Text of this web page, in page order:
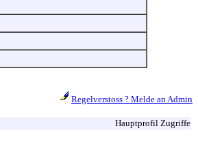
Regelverstoss ? Melde an Admin
Hauptprofil Zugriffe